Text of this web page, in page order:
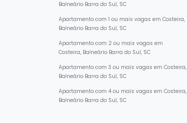
Balneário Barra do Sul, SC
Apartamento com 1 ou mais vagas em Costeira,
Balneário Barra do Sul, SC
Apartamento com 2 ou mais vagas em
Costeira, Balneário Barra do Sul, SC
Apartamento com 3 ou mais vagas em Costeira,
Balneário Barra do Sul, SC
Apartamento com 4 ou mais vagas em Costeira,
Balneário Barra do Sul, SC